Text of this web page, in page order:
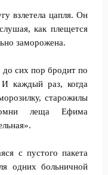
взлетела цапля. Он
как плещется
заморожена.
до сих пор бродит по
И каждый раз, когда
старожилы
леща Ефима
с пустого пакета
одних больничной